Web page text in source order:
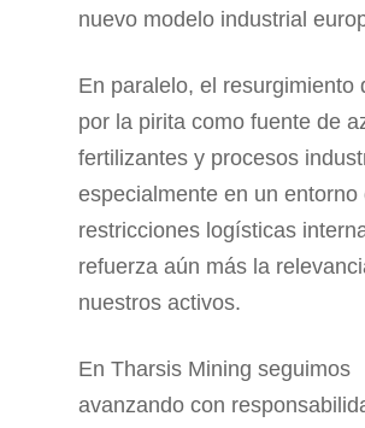
nuevo modelo industrial
En paralelo, el resurgimiento
por la pirita como fuente de
fertilizantes y procesos
especialmente en un entorno
restricciones logísticas
refuerza aún más la
nuestros activos.
En Tharsis Mining seguimos
avanzando con